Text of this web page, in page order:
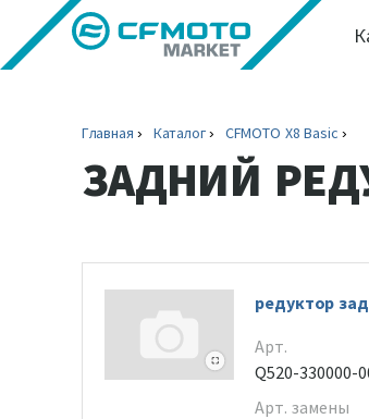
Главная Каталог CFMOTO X8 Basic
ЗАДНИЙ
редуктор
Арт.
Q520-330000-
Арт. замены